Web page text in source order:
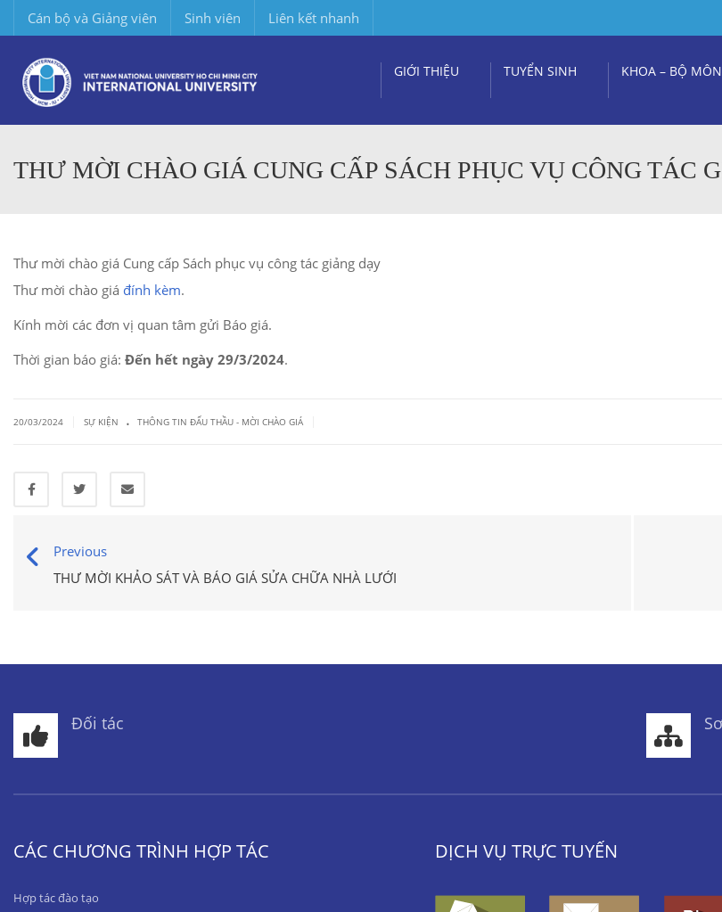
Cán bộ và Giảng viên Sinh viên Liên kết nhanh
GIỚI THIỆU TUYỂN SINH KHOA – BỘ MÔN
THƯ MỜI CHÀO GIÁ CUNG CẤP SÁCH PHỤC VỤ CÔNG TÁC
Thư mời chào giá Cung cấp Sách phục vụ công tác giảng dạy
Thư mời chào giá đính kèm.
Kính mời các đơn vị quan tâm gửi Báo giá.
Thời gian báo giá: Đến hết ngày 29/3/2024.
20/03/2024 SỰ KIỆN . THÔNG TIN ĐẤU THẦU - MỜI CHÀO GIÁ
Previous
THƯ MỜI KHẢO SÁT VÀ BÁO GIÁ SỬA CHỮA NHÀ LƯỚI
Đối tác
CÁC CHƯƠNG TRÌNH HỢP TÁC
Hợp tác đào tạo
DỊCH VỤ TRỰC TUYẾN